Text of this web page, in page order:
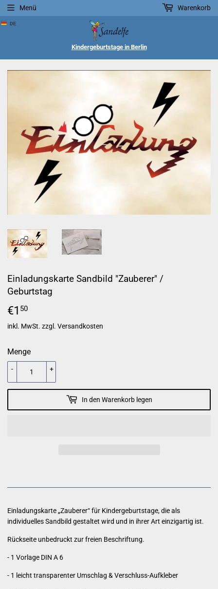
Kindergeburtstage in Berlin
Menü Warenkorb
Einladungskarte Sandbild "Zauberer" /
Geburtstag
€1 50
inkl. MwSt. zzgl. Versandkosten
Menge
+
-
In den Warenkorb legen
Einladungskarte „Zauberer“ für Kindergeburtstage, die als
individuelles Sandbild gestaltet wird und in ihrer Art einzigartig ist.
Rückseite unbedruckt zur freien Beschriftung.
- 1 Vorlage DIN A 6
- 1 leicht transparenter Umschlag & Verschluss-Aufkleber
DE